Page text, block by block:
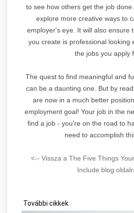
to see how others get the job
explore more creative ways to
employer's eye. It will also ensure
you create is professional looking
the jobs you apply
The quest to find meaningful and
can be a daunting one. But by
are now in a much better
employment goal! Your job in the
find a job - you're on the road to
need to accomplish
<-- Vissza a The Five Things
Include blog
További cikkek